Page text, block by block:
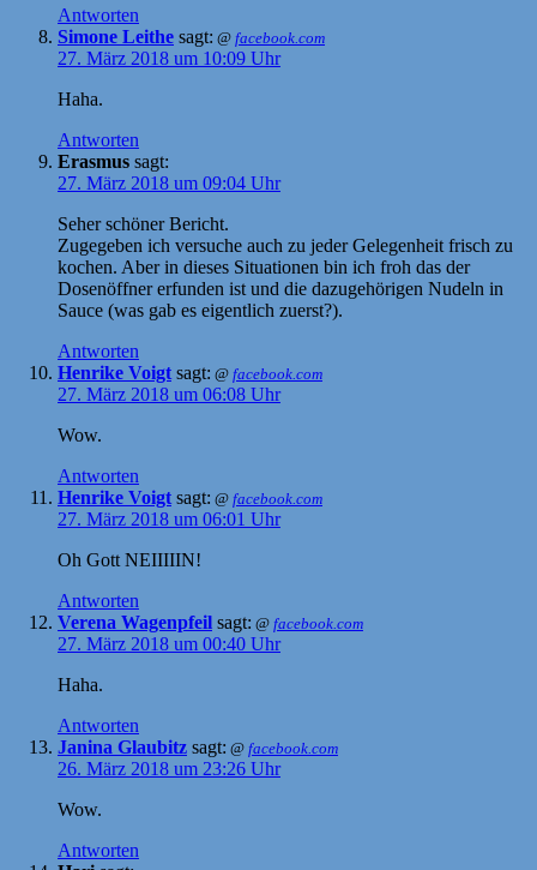
Antworten
Simone Leithe sagt: @ facebook.com
27. März 2018 um 10:09 Uhr
Haha.
Antworten
Erasmus sagt:
27. März 2018 um 09:04 Uhr
Seher schöner Bericht.
Zugegeben ich versuche auch zu jeder Gelegenheit frisch zu
kochen. Aber in dieses Situationen bin ich froh das der
Dosenöffner erfunden ist und die dazugehörigen Nudeln in
Sauce (was gab es eigentlich zuerst?).
Antworten
Henrike Voigt sagt: @ facebook.com
27. März 2018 um 06:08 Uhr
Wow.
Antworten
Henrike Voigt sagt: @ facebook.com
27. März 2018 um 06:01 Uhr
Oh Gott NEIIIIIN!
Antworten
Verena Wagenpfeil sagt: @ facebook.com
27. März 2018 um 00:40 Uhr
Haha.
Antworten
Janina Glaubitz sagt: @ facebook.com
26. März 2018 um 23:26 Uhr
Wow.
Antworten